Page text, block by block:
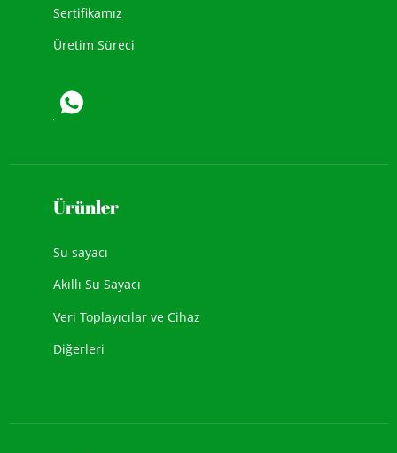
Sertifikamız
Üretim Süreci
Ürünler
Su sayacı
Akıllı Su Sayacı
Veri Toplayıcılar ve Cihaz
Diğerleri